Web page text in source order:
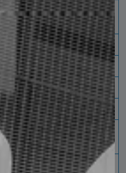
mecánicas (psi máx
en Límite Elástico)
L.E 77,000
L.E 80,000
L.E 100,000
Min
kg [80,000 lbs]
[76 cm] Mínimo 24" [ 61 cm]